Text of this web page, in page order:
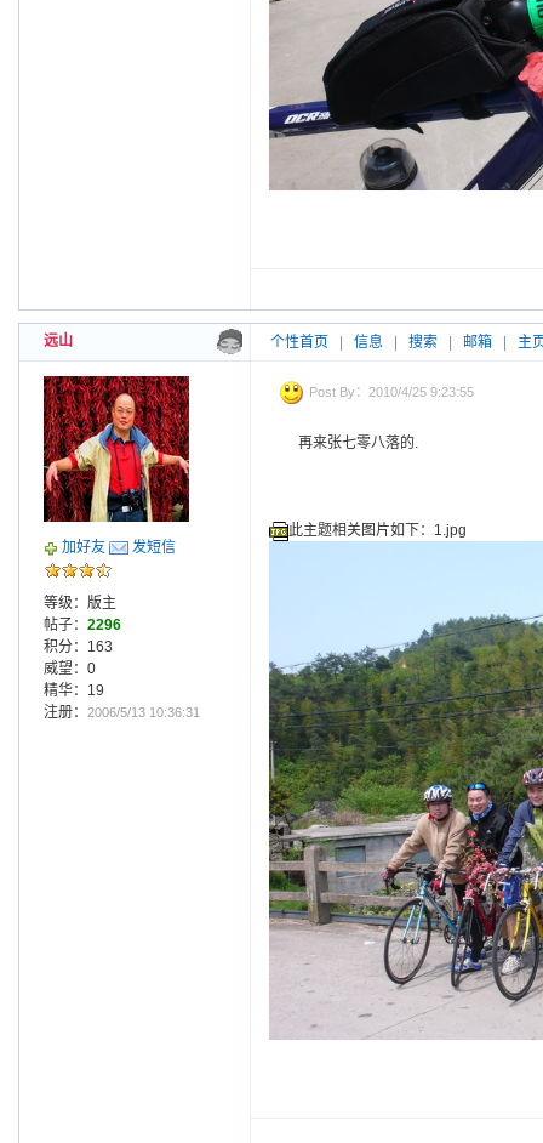
远山 个性首页 信息 搜索 邮箱 主
加好友 发短信
等级：版主
帖子： 2296
积分：163
威望：0
精华：19
注册： 2006/5/13 10:36:31
Post By：2010/4/25 9:23:55
再来张七零八落的.
此主题相关图片如下：1.jpg